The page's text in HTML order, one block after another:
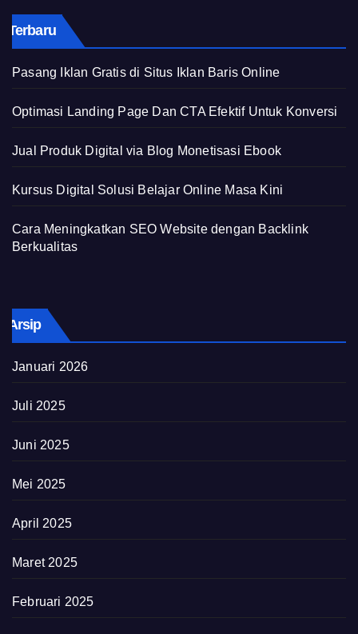
Terbaru
Pasang Iklan Gratis di Situs Iklan Baris Online
Optimasi Landing Page Dan CTA Efektif Untuk Konversi
Jual Produk Digital via Blog Monetisasi Ebook
Kursus Digital Solusi Belajar Online Masa Kini
Cara Meningkatkan SEO Website dengan Backlink
Berkualitas
Arsip
Januari 2026
Juli 2025
Juni 2025
Mei 2025
April 2025
Maret 2025
Februari 2025